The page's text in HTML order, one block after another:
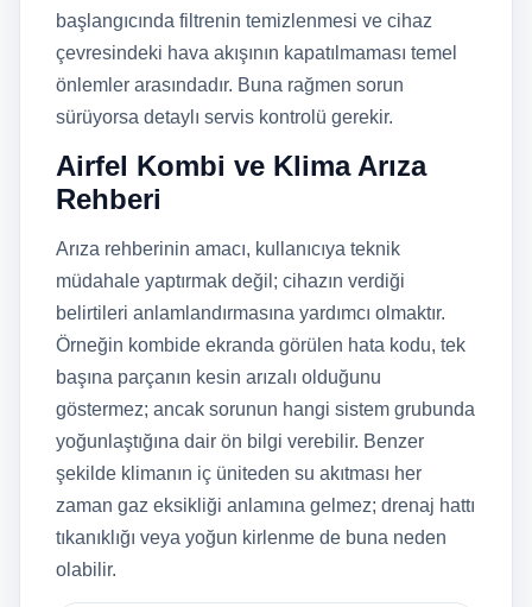
başlangıcında filtrenin temizlenmesi ve cihaz
çevresindeki hava akışının kapatılmaması temel
önlemler arasındadır. Buna rağmen sorun
sürüyorsa detaylı servis kontrolü gerekir.
Airfel Kombi ve Klima Arıza
Rehberi
Arıza rehberinin amacı, kullanıcıya teknik
müdahale yaptırmak değil; cihazın verdiği
belirtileri anlamlandırmasına yardımcı olmaktır.
Örneğin kombide ekranda görülen hata kodu, tek
başına parçanın kesin arızalı olduğunu
göstermez; ancak sorunun hangi sistem grubunda
yoğunlaştığına dair ön bilgi verebilir. Benzer
şekilde klimanın iç üniteden su akıtması her
zaman gaz eksikliği anlamına gelmez; drenaj hattı
tıkanıklığı veya yoğun kirlenme de buna neden
olabilir.